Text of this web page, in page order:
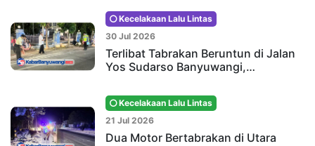
Kecelakaan Lalu Lintas
30 Jul 2026
Terlibat Tabrakan Beruntun di Jalan
Yos Sudarso Banyuwangi,…
Kecelakaan Lalu Lintas
21 Jul 2026
Dua Motor Bertabrakan di Utara